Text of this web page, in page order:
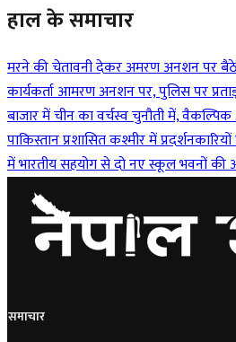
हाल के समाचार
मरने की चेतावनी देकर अमरण अनशन पर
कार्यकर्ता आमरण अनशन पर, पुलिस पर
बाजार में चीन का वर्चस्व चुनौती में, वैकल्पिक
पाकिस्तान प्रशासित कश्मीर में
में भारतीय सहयोग से दो नए स्कूल भवनों की
समाचार